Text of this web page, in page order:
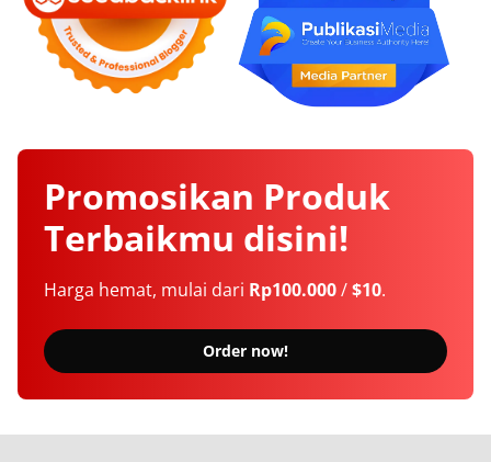
Promosikan Produk
Terbaikmu disini!
Harga hemat, mulai dari Rp100.000/$10.
Order now!